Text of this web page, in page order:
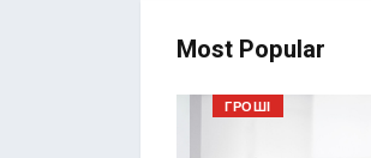
Most Popular
ГРОШІ